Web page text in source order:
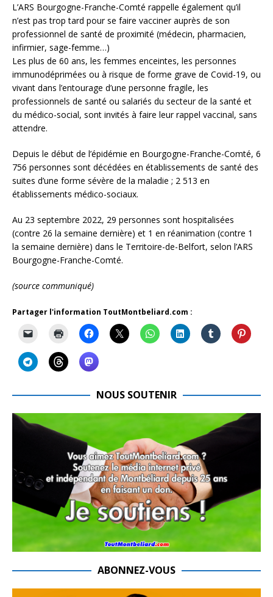
L’ARS Bourgogne-Franche-Comté rappelle également qu’il
n’est pas trop tard pour se faire vacciner auprès de son
professionnel de santé de proximité (médecin, pharmacien,
infirmier, sage-femme…)
Les plus de 60 ans, les femmes enceintes, les personnes
immunodéprimées ou à risque de forme grave de Covid-19, ou
vivant dans l’entourage d’une personne fragile, les
professionnels de santé ou salariés du secteur de la santé et
du médico-social, sont invités à faire leur rappel vaccinal, sans
attendre.
Depuis le début de l’épidémie en Bourgogne-Franche-Comté, 6
756 personnes sont décédées en établissements de santé des
suites d’une forme sévère de la maladie ; 2 513 en
établissements médico-sociaux.
Au 23 septembre 2022, 29 personnes sont hospitalisées
(contre 26 la semaine dernière) et 1 en réanimation (contre 1
la semaine dernière) dans le Territoire-de-Belfort, selon l’ARS
Bourgogne-Franche-Comté.
(source communiqué)
Partager l'information ToutMontbeliard.com :
NOUS SOUTENIR
ABONNEZ-VOUS